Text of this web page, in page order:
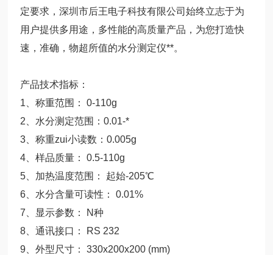
定要求，深圳市后王电子科技有限公司始终立志于为
用户提供多用途，多性能的高质量产品，为您打造快
速，准确，物超所值的水分测定仪**。
产品技术指标：
1、称重范围： 0-110g
2、水分测定范围：0.01-*
3、称重zui小读数：0.005g
4、样品质量： 0.5-110g
5、加热温度范围： 起始-205℃
6、水分含量可读性： 0.01%
7、显示参数： N种
8、通讯接口： RS 232
9、外型尺寸： 330x200x200 (mm)